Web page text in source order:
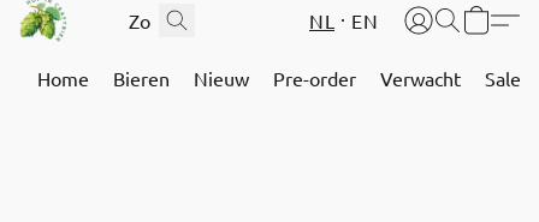
NL EN
Home Bieren Nieuw Pre-order Verwacht Sale